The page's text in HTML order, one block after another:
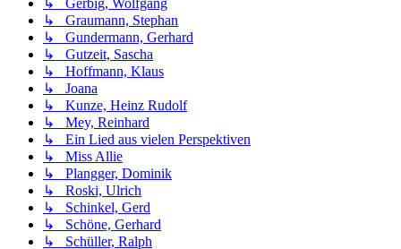
↳ Gerbig, Wolfgang
↳ Graumann, Stephan
↳ Gundermann, Gerhard
↳ Gutzeit, Sascha
↳ Hoffmann, Klaus
↳ Joana
↳ Kunze, Heinz Rudolf
↳ Mey, Reinhard
↳ Ein Lied aus vielen Perspektiven
↳ Miss Allie
↳ Plangger, Dominik
↳ Roski, Ulrich
↳ Schinkel, Gerd
↳ Schöne, Gerhard
↳ Schüller, Ralph